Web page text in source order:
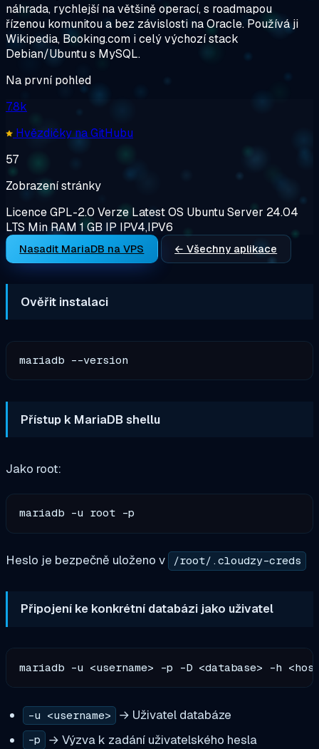
náhrada, rychlejší na většině operací, s roadmapou
řízenou komunitou a bez závislosti na Oracle. Používá ji
Wikipedia, Booking.com i celý výchozí stack
Debian/Ubuntu s MySQL.
Na první pohled
7.8k
Hvězdičky na GitHubu
57
Zobrazení stránky
LicenceGPL-2.0 Verze LatestOS Ubuntu Server 24.04
LTS Min RAM 1 GB IP IPV4,IPV6
Nasadit MariaDB na VPS ← Všechny aplikace
Ověřit instalaci
Přístup k MariaDB shellu
Jako root:
Heslo je bezpečně uloženo v /root/.cloudzy-creds
Připojení ke konkrétní databázi jako uživatel
-u <username> → Uživatel databáze
-p → Výzva k zadání uživatelského hesla